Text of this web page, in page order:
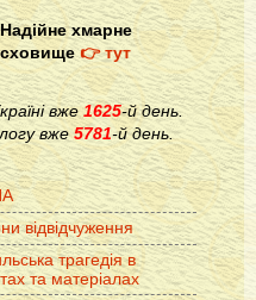
Надійне хмарне
сховище👉 тут
вже1625-й день.
вже 5781-й день.
відвідчуження
трагедія в
та матеріалах